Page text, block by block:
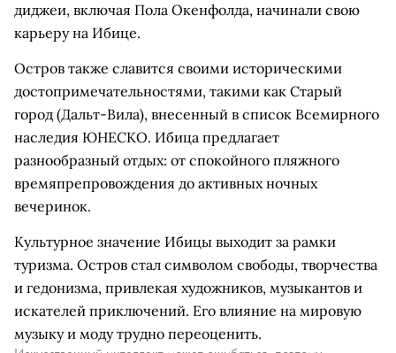
диджеи, включая Пола Окенфолда, начинали свою
карьеру на Ибице.
Остров также славится своими историческими
достопримечательностями, такими как Старый
город (Дальт-Вила), внесенный в список Всемирного
наследия ЮНЕСКО. Ибица предлагает
разнообразный отдых: от спокойного пляжного
времяпрепровождения до активных ночных
вечеринок.
Культурное значение Ибицы выходит за рамки
туризма. Остров стал символом свободы, творчества
и гедонизма, привлекая художников, музыкантов и
искателей приключений. Его влияние на мировую
музыку и моду трудно переоценить.